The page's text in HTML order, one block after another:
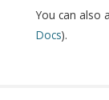
You can also
Docs).